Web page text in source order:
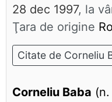
28 dec 1997, la
Ţara de origine
Citate de Corneliu
Corneliu Baba